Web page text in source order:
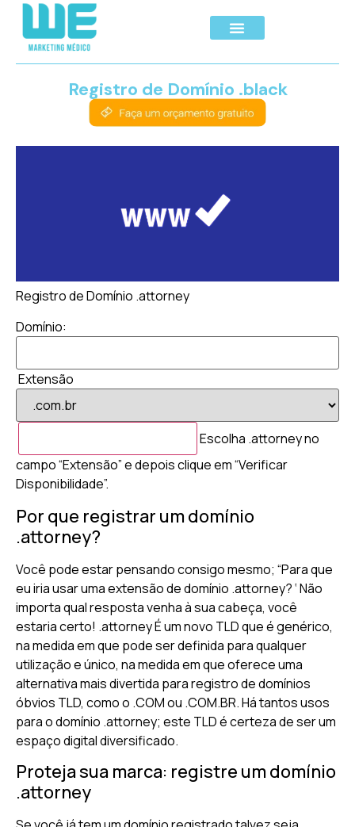
Registro de Domínio .black
Registro de Domínio .attorney
Domínio:
Extensão
Escolha .attorney no
campo “Extensão” e depois clique em “Verificar
Disponibilidade”.
Por que registrar um domínio
.attorney?
Você pode estar pensando consigo mesmo; “Para que
eu iria usar uma extensão de domínio .attorney? ‘ Não
importa qual resposta venha à sua cabeça, você
estaria certo! .attorney É um novo TLD que é genérico,
na medida em que pode ser definida para qualquer
utilização e único, na medida em que oferece uma
alternativa mais divertida para registro de domínios
óbvios TLD, como o .COM ou .COM.BR. Há tantos usos
para o domínio .attorney; este TLD é certeza de ser um
espaço digital diversificado.
Proteja sua marca: registre um domínio
.attorney